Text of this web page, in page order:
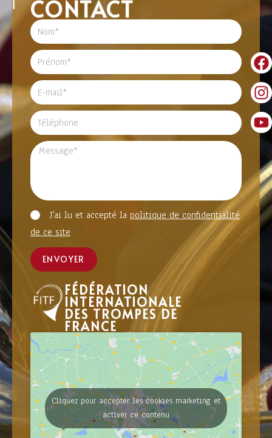
CONTACT
J'ai lu et accepté la politique de confidentialité
de ce site
ENVOYER
FÉDÉRATION
INTERNATIONALE
DES TROMPES DE
FRANCE
Cliquez pour accepter les cookies marketing et
activer ce contenu